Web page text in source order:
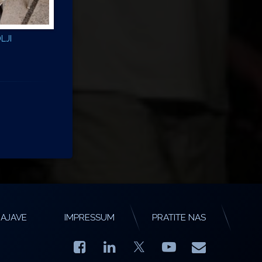
IMPRESSUM PRATITE NAS
Facebook
LinkedIn YouTube
E-mail